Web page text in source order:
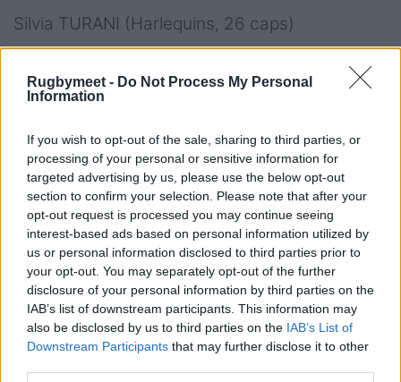
Rugbymeet - Do Not Process My Personal
Information
If you wish to opt-out of the sale, sharing to third parties, or
processing of your personal or sensitive information for
targeted advertising by us, please use the below opt-out
section to confirm your selection. Please note that after your
opt-out request is processed you may continue seeing
interest-based ads based on personal information utilized by
us or personal information disclosed to third parties prior to
your opt-out. You may separately opt-out of the further
disclosure of your personal information by third parties on the
IAB’s list of downstream participants. This information may
also be disclosed by us to third parties on the IAB’s List of
Downstream Participants that may further disclose it to other
Silvia TURANI (Harlequins, 26 caps)
Vittoria VECCHINI (Valsugana Rugby Padova,
19 caps)
ATLETE INVITATE:
Francesca SGORBINI (Romagnat Rugby, 20
caps)
Sara TOUNESI (Sale Sharks, 32 caps)